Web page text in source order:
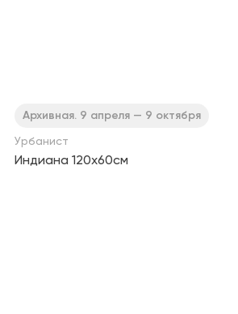
Архивная. 9 апреля — 9 октября
Урбанист
Индиана 120х60см